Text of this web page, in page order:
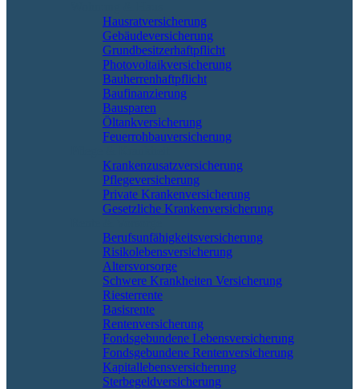
Hausratversicherung
Gebäudeversicherung
Grundbesitzerhaftpflicht
Photovoltaikversicherung
Bauherrenhaftpflicht
Baufinanzierung
Bausparen
Öltankversicherung
Feuerrohbauversicherung
Krankenzusatzversicherung
Pflegeversicherung
Private Krankenversicherung
Gesetzliche Krankenversicherung
Berufs­unfähigkeitsversicherung
Risikolebensversicherung
Altersvorsorge
Schwere Krankheiten Versicherung
Riesterrente
Basisrente
Rentenversicherung
Fondsgebundene Lebensversicherung
Fondsgebundene Rentenversicherung
Kapitallebensversicherung
Sterbegeldversicherung